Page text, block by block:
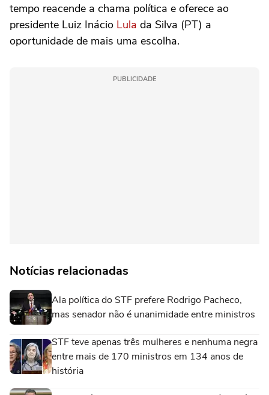
tempo reacende a chama política e oferece ao
presidente Luiz Inácio Lula da Silva (PT) a
oportunidade de mais uma escolha.
PUBLICIDADE
Notícias relacionadas
Ala política do STF prefere Rodrigo Pacheco,
mas senador não é unanimidade entre ministros
STF teve apenas três mulheres e nenhuma negra
entre mais de 170 ministros em 134 anos de
história